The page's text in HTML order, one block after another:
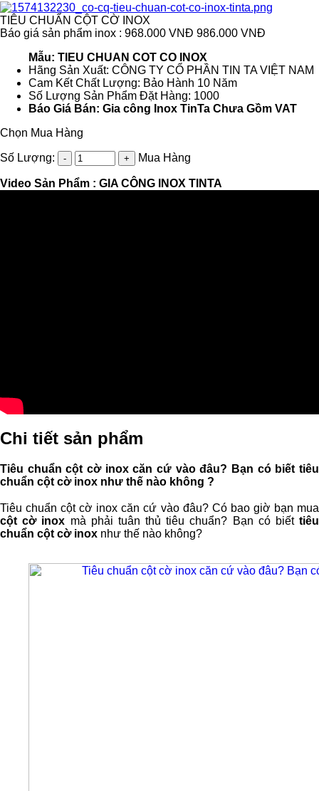
TIÊU CHUẨN CỘT CỜ INOX
Báo giá sản phẩm inox : 968.000 VNĐ 986.000 VNĐ
Mẫu: TIEU CHUAN COT CO INOX
Hãng Sản Xuất: CÔNG TY CỔ PHẦN TIN TA VIỆT NAM
Cam Kết Chất Lượng: Bảo Hành 10 Năm
Số Lượng Sản Phẩm Đặt Hàng: 1000
Báo Giá Bán: Gia công Inox TinTa Chưa Gồm VAT
Chọn Mua Hàng
Số Lượng: Mua Hàng
Video Sản Phẩm : GIA CÔNG INOX TINTA
Chi tiết sản phẩm
Tiêu chuẩn cột cờ inox căn cứ vào đâu? Bạn có biết tiêu
chuẩn cột cờ inox như thế nào không ?
Tiêu chuẩn cột cờ inox căn cứ vào đâu? Có bao giờ bạn mua
cột cờ inox mà phải tuân thủ tiêu chuẩn? Bạn có biếttiêu
chuẩn cột cờ inox như thế nào không?